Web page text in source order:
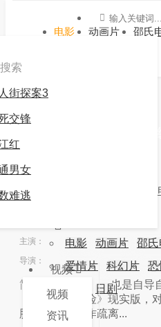
电影 动画片 邵氏
电影 动画片 邵
爱情片
科幻片 恐
韩剧
日剧
视频
视频
资讯
索
街探案3
交锋
红
男女
难逃
登录
分类：
主演：
导演：
简介：
简介： 也是自导
《发梦王大历险》现实版，
脾。平庸男工作疏离...